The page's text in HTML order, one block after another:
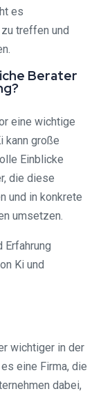
es
treffen und
Berater
eine wichtige
kann große
Einblicke
die diese
und in konkrete
umsetzen.
Erfahrung
Ki und
wichtiger in der
eine Firma, die
dabei,